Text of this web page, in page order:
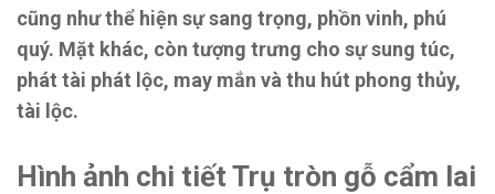
cũng như thể hiện sự sang trọng, phồn vinh, phú
quý. Mặt khác, còn tượng trưng cho sự sung túc,
phát tài phát lộc, may mắn và thu hút phong thủy,
tài lộc.
Hình ảnh chi tiết Trụ tròn gỗ cẩm lai